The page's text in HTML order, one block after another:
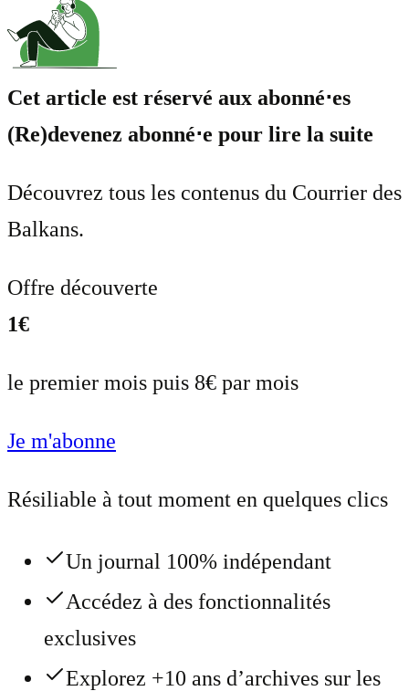
Cet article est réservé aux abonné⋅es
(Re)devenez abonné⋅e pour lire la suite
Découvrez tous les contenus du Courrier des
Balkans.
Offre découverte
1€
le premier mois puis 8€ par mois
Je m'abonne
Résiliable à tout moment en quelques clics
Un journal 100% indépendant
Accédez à des fonctionnalités
exclusives
Explorez +10 ans d’archives sur les